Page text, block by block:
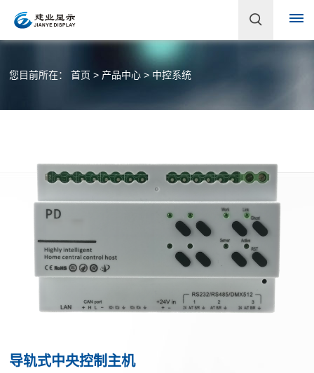
首
文
品
中
投
解
您目前所在：首页 > 产品中心 > 中控系统
导轨式中央控制主机